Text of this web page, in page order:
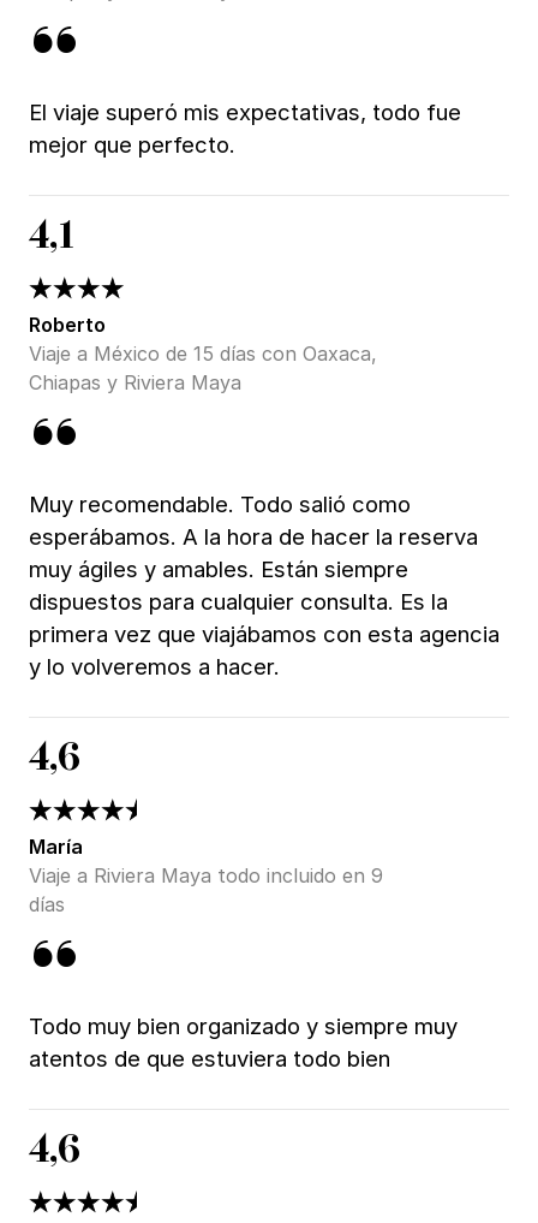
El viaje superó mis expectativas, todo fue
mejor que perfecto.
4,1
Roberto
Viaje a México de 15 días con Oaxaca,
Chiapas y Riviera Maya
Muy recomendable. Todo salió como
esperábamos. A la hora de hacer la reserva
muy ágiles y amables. Están siempre
dispuestos para cualquier consulta. Es la
primera vez que viajábamos con esta agencia
y lo volveremos a hacer.
4,6
María
Viaje a Riviera Maya todo incluido en 9
días
Todo muy bien organizado y siempre muy
atentos de que estuviera todo bien
4,6